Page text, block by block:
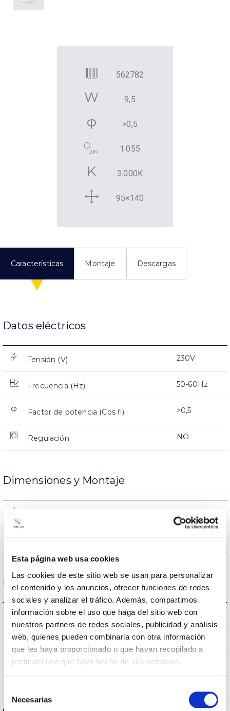
Esta página web usa cookies
Las cookies de este sitio web se usan para personalizar
el contenido y los anuncios, ofrecer funciones de redes
sociales y analizar el tráfico. Además, compartimos
información sobre el uso que haga del sitio web con
nuestros partners de redes sociales, publicidad y análisis
web, quienes pueden combinarla con otra información
que les haya proporcionado o que hayan recopilado a
partir del uso que haya hecho de sus servicios.
Necesarias
562782
9,5
>0,5
1.055
3.000K
95×140
Características Montaje Descargas
Datos eléctricos
Tensión (V) 230V
Frecuencia (Hz) 50-60Hz
Factor de potencia (Cos fi) >0,5
Regulación NO
Dimensiones y Montaje
Empalmable NO
Datos ópticos
Temperatura de color 3.000K
CRI Índice de repr. cromática >80
Ángulo de apertura